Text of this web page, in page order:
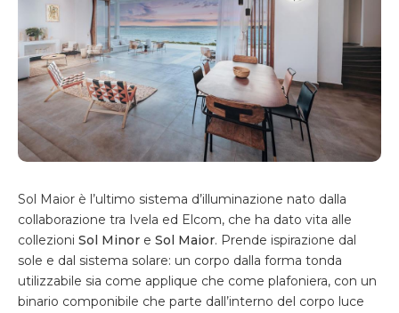
Sol Maior è l’ultimo sistema d’illuminazione nato dalla
collaborazione tra Ivela ed Elcom, che ha dato vita alle
collezioni Sol Minor e Sol Maior. Prende ispirazione dal
sole e dal sistema solare: un corpo dalla forma tonda
utilizzabile sia come applique che come plafoniera, con un
binario componibile che parte dall’interno del corpo luce